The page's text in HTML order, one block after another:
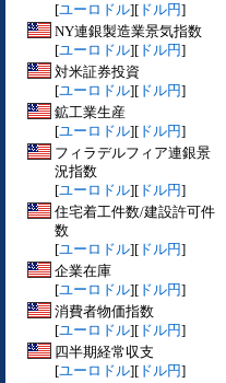
[ユーロドル][ ドル円]
NY連銀製造業景気指数
[ユーロドル][ ドル円]
対米証券投資
[ユーロドル][ ドル円]
鉱工業生産
[ユーロドル][ ドル円]
フィラデルフィア連銀景
況指数
[ユーロドル][ ドル円]
住宅着工件数/建設許可件
数
[ユーロドル][ ドル円]
企業在庫
[ユーロドル][ ドル円]
消費者物価指数
[ユーロドル][ ドル円]
四半期経常収支
[ユーロドル][ ドル円]